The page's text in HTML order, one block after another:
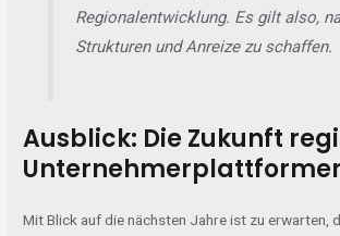
Regionalentwicklung. Es gilt also,
Strukturen und Anreize zu schaffen.
Ausblick: Die Zukunft
Mit Blick auf die nächsten Jahre ist zu erwarten,